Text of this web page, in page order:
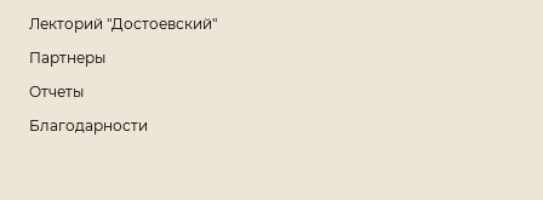
Лекторий "Достоевский"
Партнеры
Отчеты
Благодарности